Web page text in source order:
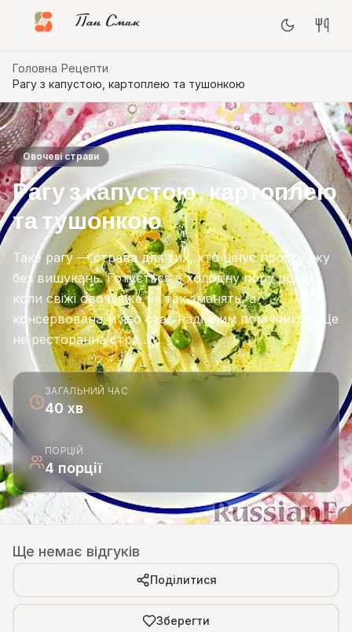
Пан Смак
Головна Рецепти
Рагу з капустою, картоплею та тушонкою
Овочеві страви
Рагу з капустою, картоплею
та тушонкою
Таке рагу — страва для тих, хто цінує просту їжу
без вишукань. Готується в холодну пору року,
коли свіжі овочі вже не так зманять, а
консервована м'ясо стає надійним помічником. Це
не ресторанна стра…
ЗАГАЛЬНИЙ ЧАС
40 хв
ПОРЦІЙ
4 порції
Ще немає відгуків
Поділитися
Зберегти